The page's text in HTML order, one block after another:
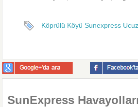
Köprülü Köyü Sunexpress
SunExpress